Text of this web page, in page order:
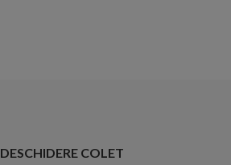
DESCHIDERE COLET